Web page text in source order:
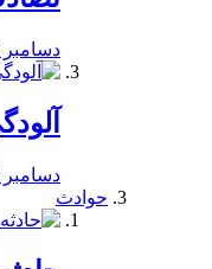
دسامبر 24, 2019
دسامبر 24, 2019
حوادث